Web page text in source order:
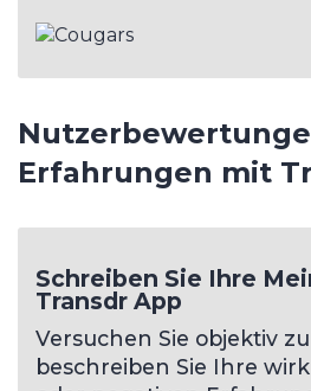
Erfahrungen mit
Schreiben Sie Ihre
Transdr App
Versuchen Sie objektiv
beschreiben Sie Ihre